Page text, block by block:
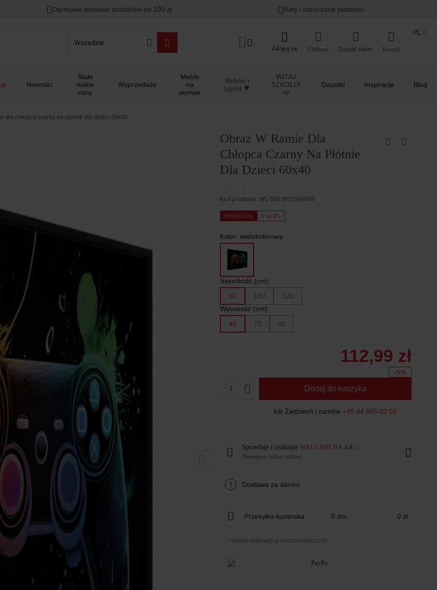
Darmowa dostawa dodatków od 100 zł Raty i odroczone płatności
Wszędzie
Zaloguj się Ulubione Koszyk
PL
Nowości
Stale
niskie
ceny
Wyprzedaże
Meble
na
wymiar
Balkon i
ogród 🌳
WITAJ
SZKOŁO!
✏️
Gazetki Inspiracje Blog
dla chłopca czarny na płótnie dla dzieci 60x40
Obraz W Ramie Dla
Chłopca Czarny Na Płótnie
Dla Dzieci 60x40
Kod produktu: ML-5903011586639
PROMOCJA 5 rat 0%
Kolor: wielokolorowy
Szerokość (cm):
60
100
120
Wysokość (cm):
40
70 80
112,99 zł
-5%
1 Dodaj do koszyka
lub Zadzwoń i zamów +48 84 685 02 02
Sprzedaje i realizuje WALLARENA 4.8
Dostępny tylko online
! Dostawa za darmo
Przesyłka kurierska 5 dni 0 zł
* termin realizacji w dniach roboczych